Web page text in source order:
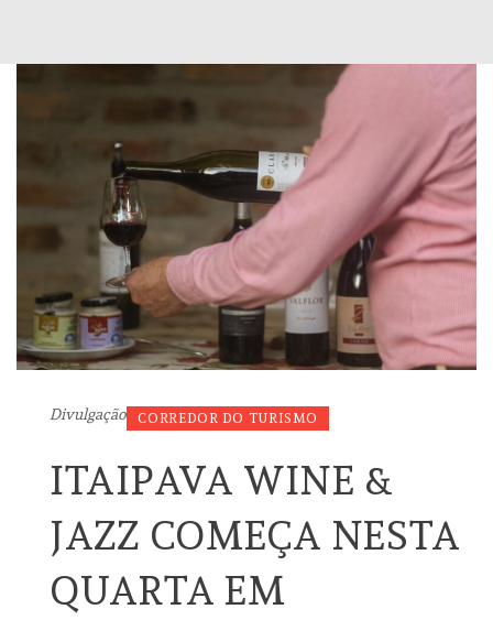
Divulgação CORREDOR DO TURISMO
ITAIPAVA WINE &
JAZZ COMEÇA NESTA
QUARTA EM